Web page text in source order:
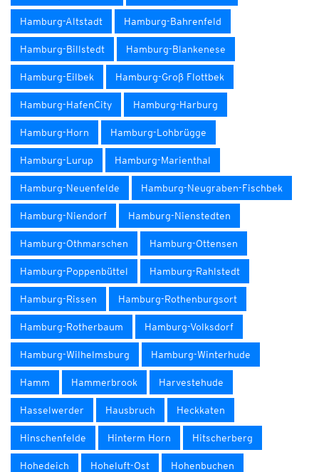
Hamburg-Altstadt Hamburg-Bahrenfeld
Hamburg-Billstedt Hamburg-Blankenese
Hamburg-Eilbek Hamburg-Groß Flottbek
Hamburg-HafenCity Hamburg-Harburg
Hamburg-Horn Hamburg-Lohbrügge
Hamburg-Lurup Hamburg-Marienthal
Hamburg-Neuenfelde Hamburg-Neugraben-Fischbek
Hamburg-Niendorf Hamburg-Nienstedten
Hamburg-Othmarschen Hamburg-Ottensen
Hamburg-Poppenbüttel Hamburg-Rahlstedt
Hamburg-Rissen Hamburg-Rothenburgsort
Hamburg-Rotherbaum Hamburg-Volksdorf
Hamburg-Wilhelmsburg Hamburg-Winterhude
Hamm Hammerbrook Harvestehude
Hasselwerder Hausbruch Heckkaten
Hinschenfelde Hinterm Horn Hitscherberg
Hohedeich Hoheluft-Ost Hohenbuchen